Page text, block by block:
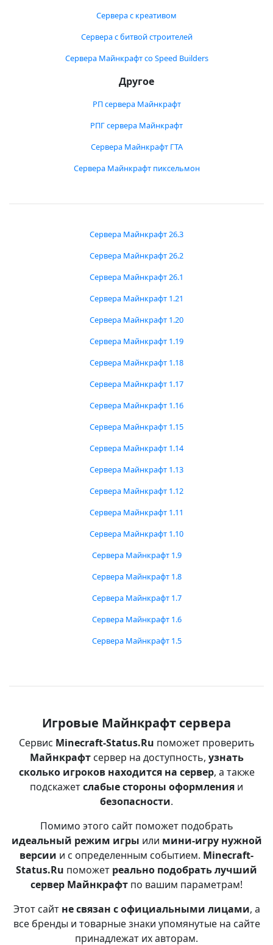
Сервера с креативом
Сервера с битвой строителей
Сервера Майнкрафт со Speed Builders
Другое
РП сервера Майнкрафт
РПГ сервера Майнкрафт
Сервера Майнкрафт ГТА
Сервера Майнкрафт пиксельмон
Сервера Майнкрафт 26.3
Сервера Майнкрафт 26.2
Сервера Майнкрафт 26.1
Сервера Майнкрафт 1.21
Сервера Майнкрафт 1.20
Сервера Майнкрафт 1.19
Сервера Майнкрафт 1.18
Сервера Майнкрафт 1.17
Сервера Майнкрафт 1.16
Сервера Майнкрафт 1.15
Сервера Майнкрафт 1.14
Сервера Майнкрафт 1.13
Сервера Майнкрафт 1.12
Сервера Майнкрафт 1.11
Сервера Майнкрафт 1.10
Сервера Майнкрафт 1.9
Сервера Майнкрафт 1.8
Сервера Майнкрафт 1.7
Сервера Майнкрафт 1.6
Сервера Майнкрафт 1.5
Игровые Майнкрафт сервера
Сервис Minecraft-Status.Ru поможет проверить
Майнкрафтсервер на доступность, узнать
сколько игроков находится на сервер, а также
подскажетслабые стороны оформления и
безопасности.
Помимо этого сайт поможет подобрать
идеальный режим игры или мини-игру нужной
версии и с определенным событием. Minecraft-
Status.Ru поможет реально подобрать лучший
сервер Майнкрафт по вашим параметрам!
Этот сайт не связан с официальными лицами, а
все бренды и товарные знаки упомянутые на сайте
принадлежат их авторам.